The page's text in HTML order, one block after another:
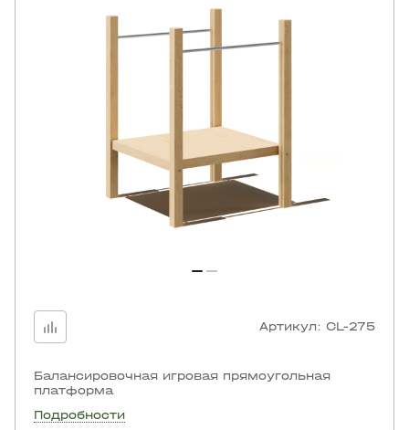
Артикул: CL-275
Балансировочная игровая прямоугольная
платформа
Подробности